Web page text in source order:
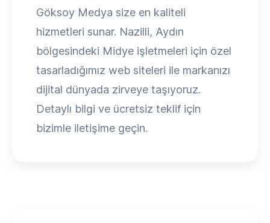
Göksoy Medya size en kaliteli
hizmetleri sunar. Nazilli, Aydın
bölgesindeki Midye işletmeleri için özel
tasarladığımız web siteleri ile markanızı
dijital dünyada zirveye taşıyoruz.
Detaylı bilgi ve ücretsiz teklif için
bizimle iletişime geçin.